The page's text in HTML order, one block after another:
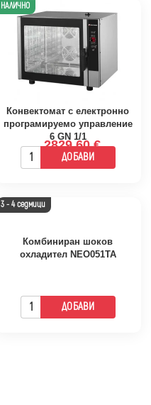
НАЛИЧНО
Конвектомат с електронно
програмируемо управление
6 GN 1/1
2829.60 €
ДОБАВИ
3 - 4 седмици
Комбиниран шоков
охладител NEO051TA
ДОБАВИ